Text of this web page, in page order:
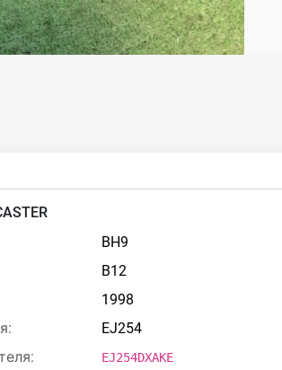
BH9
B12
1998
EJ254
EJ254DXAKE